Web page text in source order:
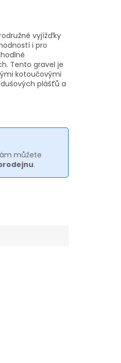
vyjížďky
i pro
Tento gravel je
kotoučovými
plášťů a
můžete
.